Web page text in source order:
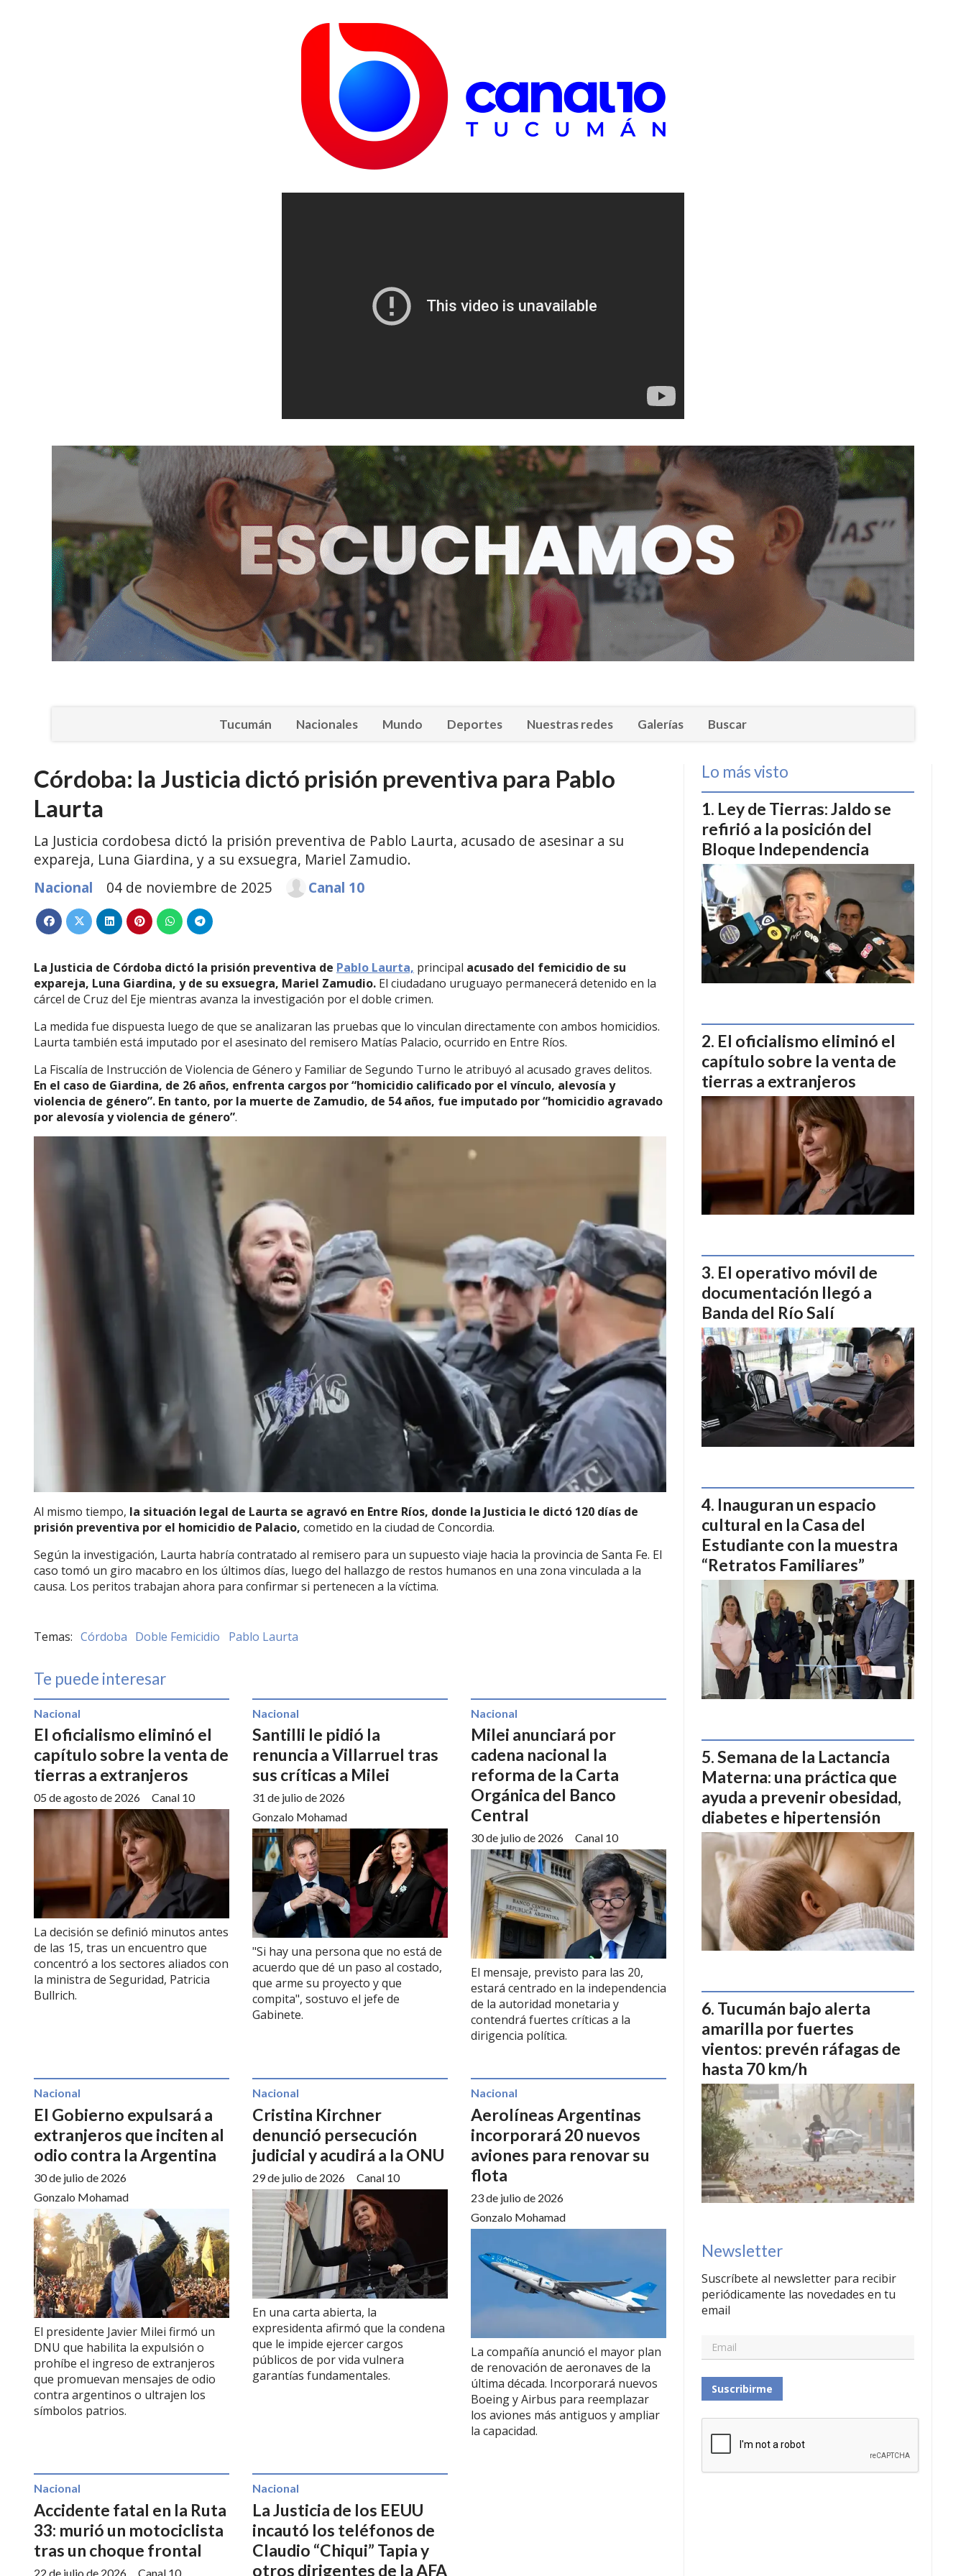
Tucumán Nacionales Mundo Deportes Nuestras redes Galerías Buscar
Córdoba: la Justicia dictó prisión preventiva para Pablo
Laurta
La Justicia cordobesa dictó la prisión preventiva de Pablo Laurta, acusado de asesinar a su
expareja, Luna Giardina, y a su exsuegra, Mariel Zamudio.
Nacional
04 de noviembre de 2025 Canal 10
La Justicia de Córdoba dictó la prisión preventiva de Pablo Laurta, principal acusado del femicidio de su
expareja, Luna Giardina, y de su exsuegra, Mariel Zamudio. El ciudadano uruguayo permanecerá detenido en la
cárcel de Cruz del Eje mientras avanza la investigación por el doble crimen.
La medida fue dispuesta luego de que se analizaran las pruebas que lo vinculan directamente con ambos homicidios.
Laurta también está imputado por el asesinato del remisero Matías Palacio, ocurrido en Entre Ríos.
La Fiscalía de Instrucción de Violencia de Género y Familiar de Segundo Turno le atribuyó al acusado graves delitos.
En el caso de Giardina, de 26 años, enfrenta cargos por “homicidio calificado por el vínculo, alevosía y
violencia de género”. En tanto, por la muerte de Zamudio, de 54 años, fue imputado por “homicidio agravado
por alevosía y violencia de género”.
Al mismo tiempo, la situación legal de Laurta se agravó en Entre Ríos, donde la Justicia le dictó 120 días de
prisión preventiva por el homicidio de Palacio, cometido en la ciudad de Concordia.
Según la investigación, Laurta habría contratado al remisero para un supuesto viaje hacia la provincia de Santa Fe. El
caso tomó un giro macabro en los últimos días, luego del hallazgo de restos humanos en una zona vinculada a la
causa. Los peritos trabajan ahora para confirmar si pertenecen a la víctima.
Córdoba Doble Femicidio Pablo Laurta
Te puede interesar
El oficialismo eliminó el
capítulo sobre la venta de
tierras a extranjeros
Canal 10
Nacional
05 de agosto de 2026
La decisión se definió minutos antes
de las 15, tras un encuentro que
concentró a los sectores aliados con
la ministra de Seguridad, Patricia
Bullrich.
Santilli le pidió la
renuncia a Villarruel tras
sus críticas a Milei
Gonzalo Mohamad
Nacional
31 de julio de 2026
"Si hay una persona que no está de
acuerdo que dé un paso al costado,
que arme su proyecto y que
compita", sostuvo el jefe de
Gabinete.
Milei anunciará por
cadena nacional la
reforma de la Carta
Orgánica del Banco
Central
Canal 10
Nacional
30 de julio de 2026
El mensaje, previsto para las 20,
estará centrado en la independencia
de la autoridad monetaria y
contendrá fuertes críticas a la
dirigencia política.
El Gobierno expulsará a
extranjeros que inciten al
odio contra la Argentina
Gonzalo Mohamad
Nacional
30 de julio de 2026
El presidente Javier Milei firmó un
DNU que habilita la expulsión o
prohíbe el ingreso de extranjeros
que promuevan mensajes de odio
contra argentinos o ultrajen los
símbolos patrios.
Cristina Kirchner
denunció persecución
judicial y acudirá a la ONU
Canal 10
Nacional
29 de julio de 2026
En una carta abierta, la
expresidenta afirmó que la condena
que le impide ejercer cargos
públicos de por vida vulnera
garantías fundamentales.
Aerolíneas Argentinas
incorporará 20 nuevos
aviones para renovar su
flota
Gonzalo Mohamad
Nacional
23 de julio de 2026
La compañía anunció el mayor plan
de renovación de aeronaves de la
última década. Incorporará nuevos
Boeing y Airbus para reemplazar
los aviones más antiguos y ampliar
la capacidad.
Accidente fatal en la Ruta
33: murió un motociclista
tras un choque frontal
Canal 10
Nacional
22 de julio de 2026
La Justicia de los EEUU
incautó los teléfonos de
Claudio “Chiqui” Tapia y
otros dirigentes de la AFA
Nacional
Lo más visto
Ley de Tierras: Jaldo se
refirió a la posición del
Bloque Independencia
El oficialismo eliminó el
capítulo sobre la venta de
tierras a extranjeros
El operativo móvil de
documentación llegó a
Banda del Río Salí
Inauguran un espacio
cultural en la Casa del
Estudiante con la muestra
“Retratos Familiares”
Semana de la Lactancia
Materna: una práctica que
ayuda a prevenir obesidad,
diabetes e hipertensión
Tucumán bajo alerta
amarilla por fuertes
vientos: prevén ráfagas de
hasta 70 km/h
Newsletter
Suscríbete al newsletter para recibir
periódicamente las novedades en tu
email
Suscribirme